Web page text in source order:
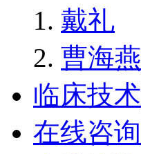
戴礼
曹海燕
临床技术
在线咨询